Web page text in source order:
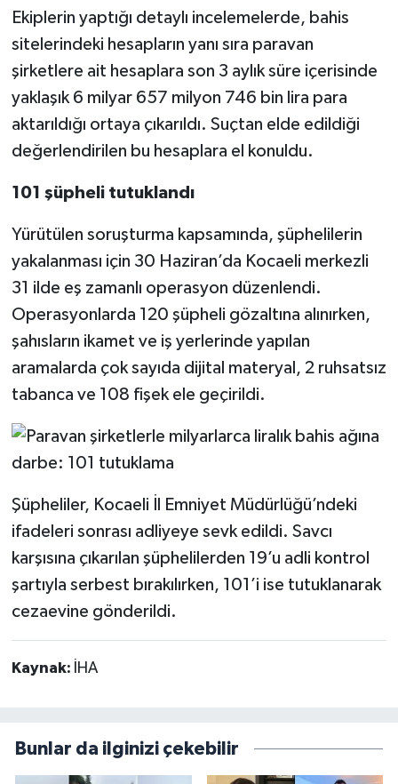
Ekiplerin yaptığı detaylı incelemelerde, bahis
sitelerindeki hesapların yanı sıra paravan
şirketlere ait hesaplara son 3 aylık süre içerisinde
yaklaşık 6 milyar 657 milyon 746 bin lira para
aktarıldığı ortaya çıkarıldı. Suçtan elde edildiği
değerlendirilen bu hesaplara el konuldu.
101 şüpheli tutuklandı
Yürütülen soruşturma kapsamında, şüphelilerin
yakalanması için 30 Haziran’da Kocaeli merkezli
31 ilde eş zamanlı operasyon düzenlendi.
Operasyonlarda 120 şüpheli gözaltına alınırken,
şahısların ikamet ve iş yerlerinde yapılan
aramalarda çok sayıda dijital materyal, 2 ruhsatsız
tabanca ve 108 fişek ele geçirildi.
Şüpheliler, Kocaeli İl Emniyet Müdürlüğü’ndeki
ifadeleri sonrası adliyeye sevk edildi. Savcı
karşısına çıkarılan şüphelilerden 19’u adli kontrol
şartıyla serbest bırakılırken, 101’i ise tutuklanarak
cezaevine gönderildi.
Kaynak: İHA
Bunlar da ilginizi çekebilir